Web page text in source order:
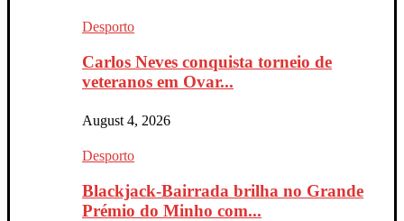
Desporto
Carlos Neves conquista torneio de
veteranos em Ovar...
August 4, 2026
Desporto
Blackjack-Bairrada brilha no Grande
Prémio do Minho com...